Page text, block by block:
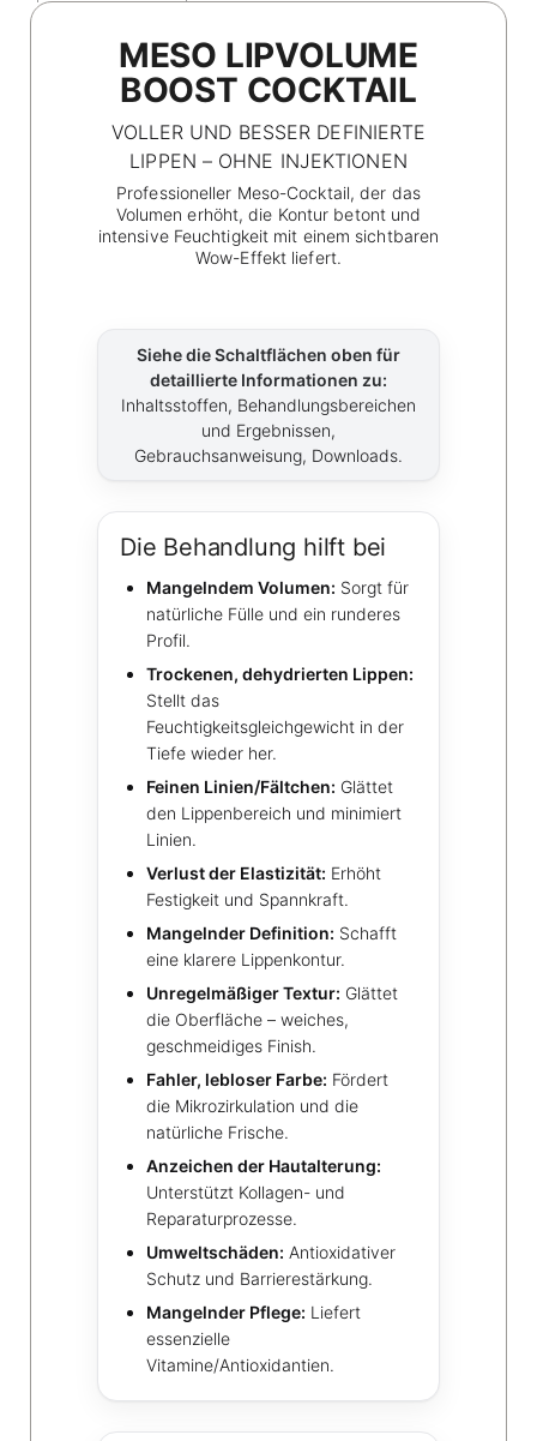
MESO LIPVOLUME
BOOST COCKTAIL
VOLLER UND BESSER DEFINIERTE
LIPPEN – OHNE INJEKTIONEN
Professioneller Meso-Cocktail, der das
Volumen erhöht, die Kontur betont und
intensive Feuchtigkeit mit einem sichtbaren
Wow-Effekt liefert.
Siehe die Schaltflächen oben für
detaillierte Informationen zu:
Inhaltsstoffen, Behandlungsbereichen
und Ergebnissen,
Gebrauchsanweisung, Downloads.
Die Behandlung hilft bei
Mangelndem Volumen: Sorgt für
natürliche Fülle und ein runderes
Profil.
Trockenen, dehydrierten Lippen:
Stellt das
Feuchtigkeitsgleichgewicht in der
Tiefe wieder her.
Feinen Linien/Fältchen: Glättet
den Lippenbereich und minimiert
Linien.
Verlust der Elastizität: Erhöht
Festigkeit und Spannkraft.
Mangelnder Definition: Schafft
eine klarere Lippenkontur.
Unregelmäßiger Textur: Glättet
die Oberfläche – weiches,
geschmeidiges Finish.
Fahler, lebloser Farbe: Fördert
die Mikrozirkulation und die
natürliche Frische.
Anzeichen der Hautalterung:
Unterstützt Kollagen- und
Reparaturprozesse.
Umweltschäden: Antioxidativer
Schutz und Barrierestärkung.
Mangelnder Pflege: Liefert
essenzielle
Vitamine/Antioxidantien.